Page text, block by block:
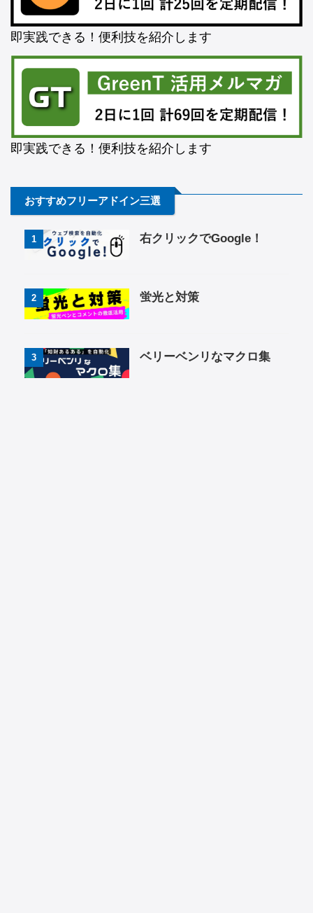
即実践できる！便利技を紹介します
即実践できる！便利技を紹介します
おすすめフリーアドイン三選
1 右クリックでGoogle！
2 蛍光と対策
3 ベリーベンリなマクロ集